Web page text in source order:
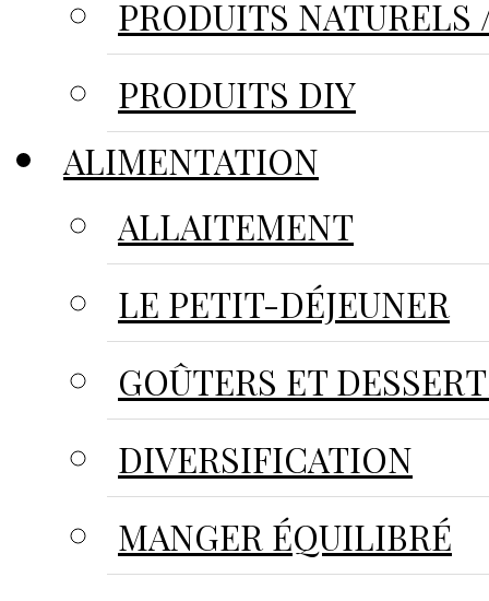
PRODUITS NATURELS
PRODUITS DIY
ALIMENTATION
ALLAITEMENT
LE PETIT-DÉJEUNER
GOÛTERS ET
DIVERSIFICATION
MANGER ÉQUILIBRÉ